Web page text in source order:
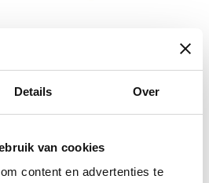
Details Over
van cookies
content en advertenties te
meter)
€0.78